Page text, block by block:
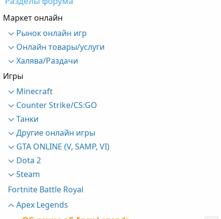
Маркет онлайн
Рынок онлайн игр
Онлайн товары/услуги
Халява/Раздачи
Игры
Minecraft
Counter Strike/CS:GO
Танки
Другие онлайн игры
GTA ONLINE (V, SAMP, VI)
Dota 2
Steam
Fortnite Battle Royal
Apex Legends